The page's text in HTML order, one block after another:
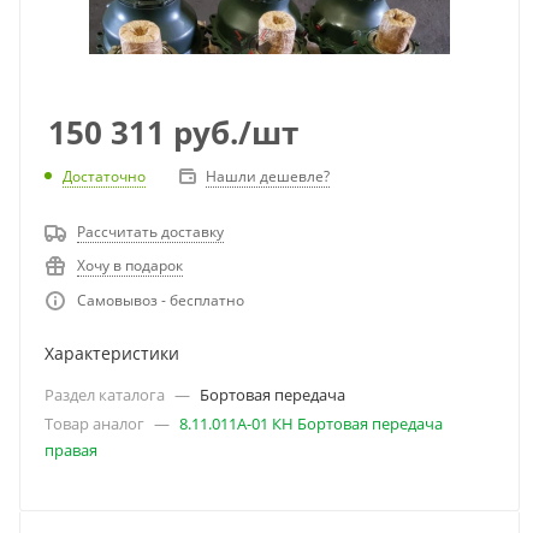
150 311 руб./шт
Достаточно Нашли дешевле?
Рассчитать доставку
Хочу в подарок
Самовывоз - бесплатно
Характеристики
Раздел каталога — Бортовая передача
Товар аналог — 8.11.011А-01 КН Бортовая передача
правая